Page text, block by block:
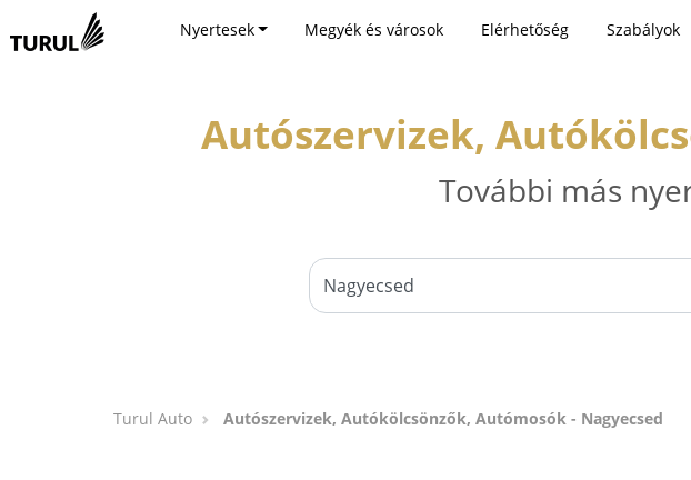
Nyertesek Megyék és városok Elérhetőség Szabályok
Autószervizek,
További más
Turul Auto Autószervizek, Autókölcsönzők, Autómosók - Nagyecsed